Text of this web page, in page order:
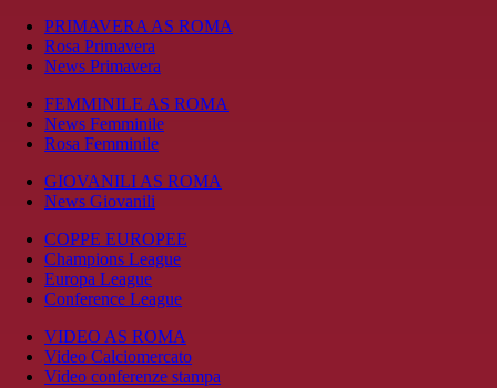
PRIMAVERA AS ROMA
Rosa Primavera
News Primavera
FEMMINILE AS ROMA
News Femminile
Rosa Femminile
GIOVANILI AS ROMA
News Giovanili
COPPE EUROPEE
Champions League
Europa League
Conference League
VIDEO AS ROMA
Video Calciomercato
Video conferenze stampa